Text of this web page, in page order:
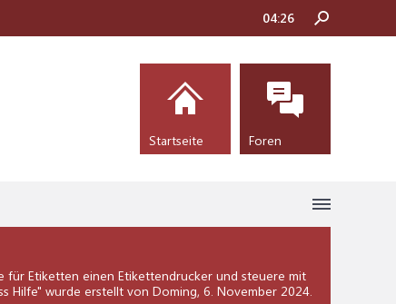
für Etiketten einen Etikettendrucker und steuere mit
Hilfe" wurde erstellt von Doming, 6. November 2024.
04:26
Startseite Foren